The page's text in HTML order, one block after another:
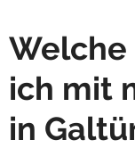
Welche
ich mit
in